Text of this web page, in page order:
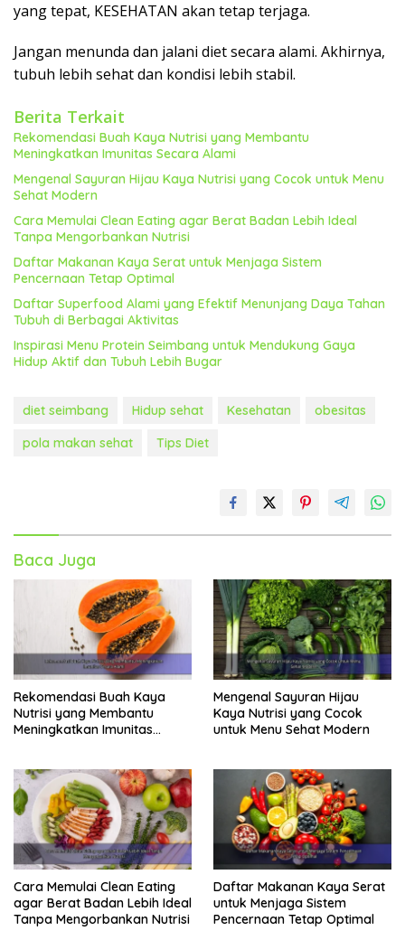
yang tepat, KESEHATAN akan tetap terjaga.
Jangan menunda dan jalani diet secara alami. Akhirnya,
tubuh lebih sehat dan kondisi lebih stabil.
Berita Terkait
Rekomendasi Buah Kaya Nutrisi yang Membantu
Meningkatkan Imunitas Secara Alami
Mengenal Sayuran Hijau Kaya Nutrisi yang Cocok untuk Menu
Sehat Modern
Cara Memulai Clean Eating agar Berat Badan Lebih Ideal
Tanpa Mengorbankan Nutrisi
Daftar Makanan Kaya Serat untuk Menjaga Sistem
Pencernaan Tetap Optimal
Daftar Superfood Alami yang Efektif Menunjang Daya Tahan
Tubuh di Berbagai Aktivitas
Inspirasi Menu Protein Seimbang untuk Mendukung Gaya
Hidup Aktif dan Tubuh Lebih Bugar
diet seimbang Hidup sehat Kesehatan
obesitas
pola makan sehat
Tips Diet
Baca Juga
Rekomendasi Buah Kaya
Nutrisi yang Membantu
Meningkatkan Imunitas
Mengenal Sayuran Hijau
Kaya Nutrisi yang Cocok
untuk Menu Sehat Modern
Cara Memulai Clean Eating
agar Berat Badan Lebih Ideal
Tanpa Mengorbankan Nutrisi
Daftar Makanan Kaya Serat
untuk Menjaga Sistem
Pencernaan Tetap Optimal